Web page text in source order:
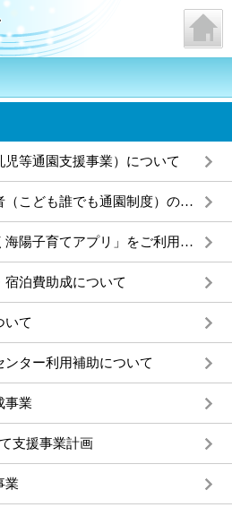
等通園支援事業）について
特定乳児等通園支援事業者（こども誰でも通園制度）の告示について
母子手帳アプリ「すくすく海陽子育てアプリ」をご利用ください
泊費助成について
いて
ター利用補助について
事業
支援事業計画
業